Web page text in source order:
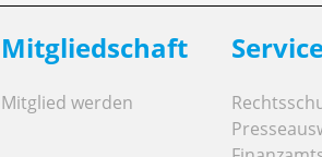
Mitgliedschaft
Mitglied werden